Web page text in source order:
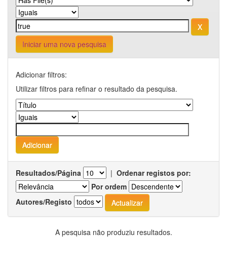
Iniciar uma nova pesquisa
Adicionar filtros:
Utilizar filtros para refinar o resultado da pesquisa.
Resultados/Página | Ordenar registos por:
Por ordem
Autores/Registo
A pesquisa não produziu resultados.